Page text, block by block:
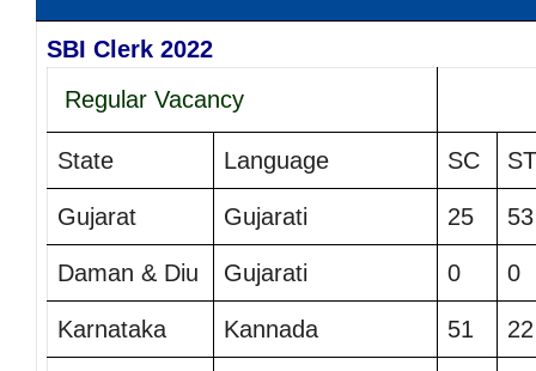
SBI Clerk 2022
Regular Vacancy
State Language SC ST
Gujarat Gujarati 25 53
Daman & Diu Gujarati 0 0
Karnataka Kannada 51 22